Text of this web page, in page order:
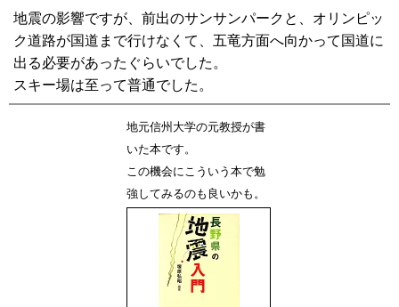
地震の影響ですが、前出のサンサンパークと、オリンピッ
ク道路が国道まで行けなくて、五竜方面へ向かって国道に
出る必要があったぐらいでした。
スキー場は至って普通でした。
地元信州大学の元教授が書
いた本です。
この機会にこういう本で勉
強してみるのも良いかも。